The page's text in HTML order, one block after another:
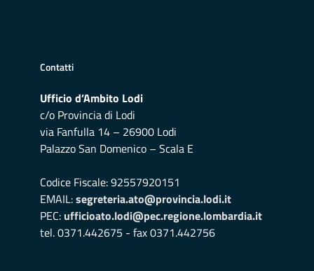
Contatti
Ufficio d’Ambito Lodi
c/o Provincia di Lodi
via Fanfulla 14 – 26900 Lodi
Palazzo San Domenico – Scala E
Codice Fiscale: 92557920151
EMAIL:segreteria.ato@provincia.lodi.it
PEC: ufficioato.lodi@pec.regione.lombardia.it
tel. 0371.442675 - fax 0371.442756